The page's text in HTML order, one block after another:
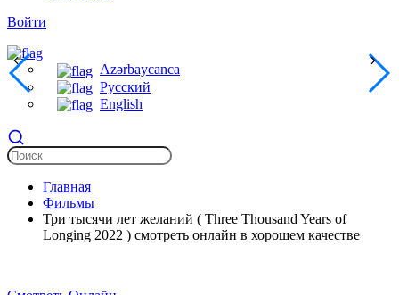
Войти
Azərbaycanca
Русский
English
Главная
Фильмы
Три тысячи лет желаний ( Three Thousand Years of
Longing 2022 ) смотреть онлайн в хорошем качестве